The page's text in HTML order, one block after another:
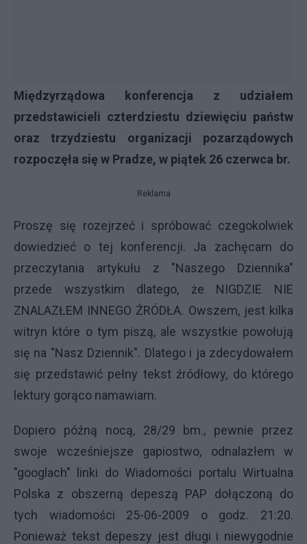
Międzyrządowa konferencja z udziałem
przedstawicieli czterdziestu dziewięciu państw
oraz trzydziestu organizacji pozarządowych
rozpoczęła się w Pradze, w piątek 26 czerwca br.
Reklama
Proszę się rozejrzeć i spróbować czegokolwiek
dowiedzieć o tej konferencji. Ja zachęcam do
przeczytania artykułu z "Naszego Dziennika"
przede wszystkim dlatego, że NIGDZIE NIE
ZNALAZŁEM INNEGO ŹRÓDŁA. Owszem, jest kilka
witryn które o tym piszą, ale wszystkie powołują
się na "Nasz Dziennik". Dlatego i ja zdecydowałem
się przedstawić pełny tekst źródłowy, do którego
lektury gorąco namawiam.
Dopiero późną nocą, 28/29 bm., pewnie przez
swoje wcześniejsze gapiostwo, odnalazłem w
"googlach" linki do Wiadomości portalu Wirtualna
Polska z obszerną depeszą PAP dołączoną do
tych wiadomości 25-06-2009 o godz. 21:20.
Ponieważ tekst depeszy jest długi i niewygodnie